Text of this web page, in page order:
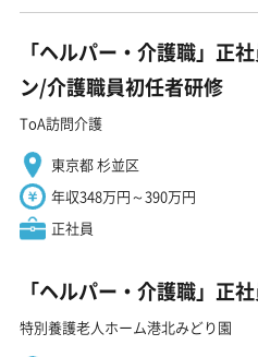
「ヘルパー・介護職」正
ン/介護職員初任者研修
ToA訪問介護
東京都 杉並区
年収348万円～390万円
正社員
「ヘルパー・介護職」正
特別養護老人ホーム港北みどり園